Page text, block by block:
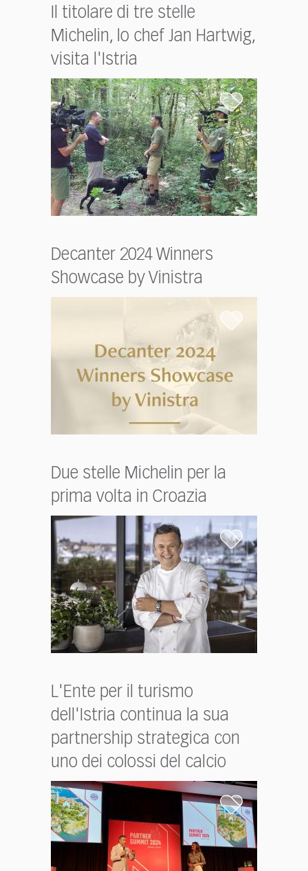
Il titolare di tre stelle
Michelin, lo chef Jan Hartwig,
visita l'Istria
Decanter 2024 Winners
Showcase by Vinistra
Due stelle Michelin per la
prima volta in Croazia
L'Ente per il turismo
dell'Istria continua la sua
partnership strategica con
uno dei colossi del calcio